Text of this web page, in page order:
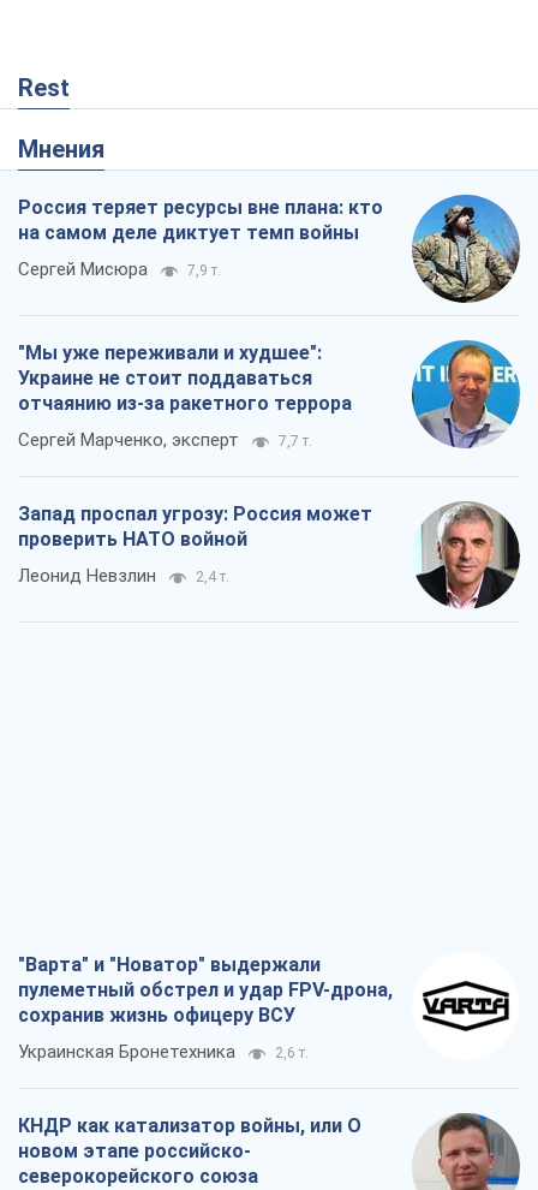
Rest
Мнения
Россия теряет ресурсы вне плана: кто
на самом деле диктует темп войны
Сергей Мисюра 7,9 т.
"Мы уже переживали и худшее":
Украине не стоит поддаваться
отчаянию из-за ракетного террора
Сергей Марченко, эксперт 7,7 т.
Запад проспал угрозу: Россия может
проверить НАТО войной
Леонид Невзлин 2,4 т.
"Варта" и "Новатор" выдержали
пулеметный обстрел и удар FPV-дрона,
сохранив жизнь офицеру ВСУ
Украинская Бронетехника 2,6 т.
КНДР как катализатор войны, или О
новом этапе российско-
северокорейского союза